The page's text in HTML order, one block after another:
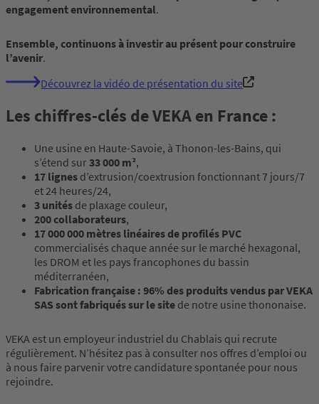
engagement environnemental.
Ensemble, continuons à investir au présent pour construire
l’avenir.
Découvrez la vidéo de présentation du site
Les chiffres-clés de VEKA en France :
Une usine en Haute-Savoie, à Thonon-les-Bains, qui
s’étend sur33 000 m²,
17 lignes d’extrusion/coextrusion fonctionnant 7 jours/7
et 24 heures/24,
3 unités de plaxage couleur,
200 collaborateurs,
17 000 000 mètres linéaires de profilés PVC
commercialisés chaque année sur le marché hexagonal,
les DROM et les pays francophones du bassin
méditerranéen,
Fabrication française : 96% des produits vendus par VEKA
SAS sont fabriqués sur le site de notre usine thononaise.
VEKA est un employeur industriel du Chablais qui recrute
régulièrement. N’hésitez pas à consulter nos offres d’emploi ou
à nous faire parvenir votre candidature spontanée pour nous
rejoindre.